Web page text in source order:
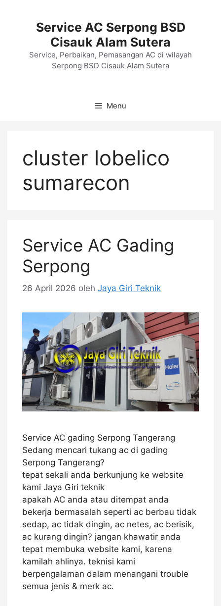
Service AC Serpong BSD
Cisauk Alam Sutera
Service, Perbaikan, Pemasangan AC di wilayah
Serpong BSD Cisauk Alam Sutera
Menu
cluster lobelico
sumarecon
Service AC Gading
Serpong
26 April 2026 oleh Jaya Giri Teknik
Service AC gading Serpong Tangerang
Sedang mencari tukang ac di gading
Serpong Tangerang?
tepat sekali anda berkunjung ke website
kami Jaya Giri teknik
apakah AC anda atau ditempat anda
bekerja bermasalah seperti ac berbau tidak
sedap, ac tidak dingin, ac netes, ac berisik,
ac kurang dingin? jangan khawatir anda
tepat membuka website kami, karena
kamilah ahlinya. teknisi kami
berpengalaman dalam menangani trouble
semua jenis & merk ac.